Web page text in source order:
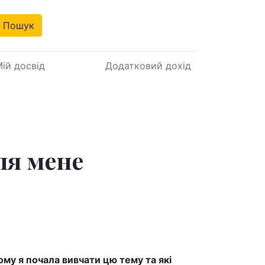
Пошук
досвід Додатковий дохід
мене
я почала вивчати цю тему та які